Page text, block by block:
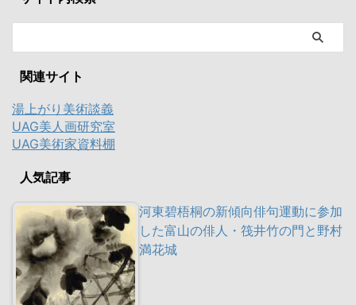
関連サイト
湯上がり美術談義
UAG美人画研究室
UAG美術家資料棚
人気記事
河東碧梧桐の新傾向俳句運動に参加
した富山の俳人・筏井竹の門と野村
満花城